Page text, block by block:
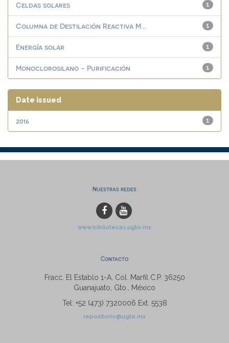
1
Celdas solares
1
Columna de Destilación Reactiva M...
1
Energía solar
1
Monoclorosilano - Purificación
Date issued
1
2016
Nuestras redes
www.bibliotecas.ugto.mx
Contacto
Fracc. El Establo 1-A, Col. Marfil C.P. 36250
Guanajuato, Gto., México
Tel: +52 (473) 7320006 Ext. 5538
repositorio@ugto.mx